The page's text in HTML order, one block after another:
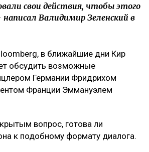
свои действия, чтобы этого
Валидимир Зеленский в
в ближайшие дни Кир
обсудить возможные
Германии Фридрихом
Франции Эммануэлем
вопрос, готова ли
к подобному формату диалога.